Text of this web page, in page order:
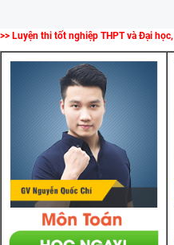
>> Luyện thi tốt nghiệp THPT và Đại học,